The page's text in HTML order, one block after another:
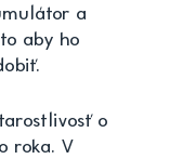
a
aby ho
o
roka. V